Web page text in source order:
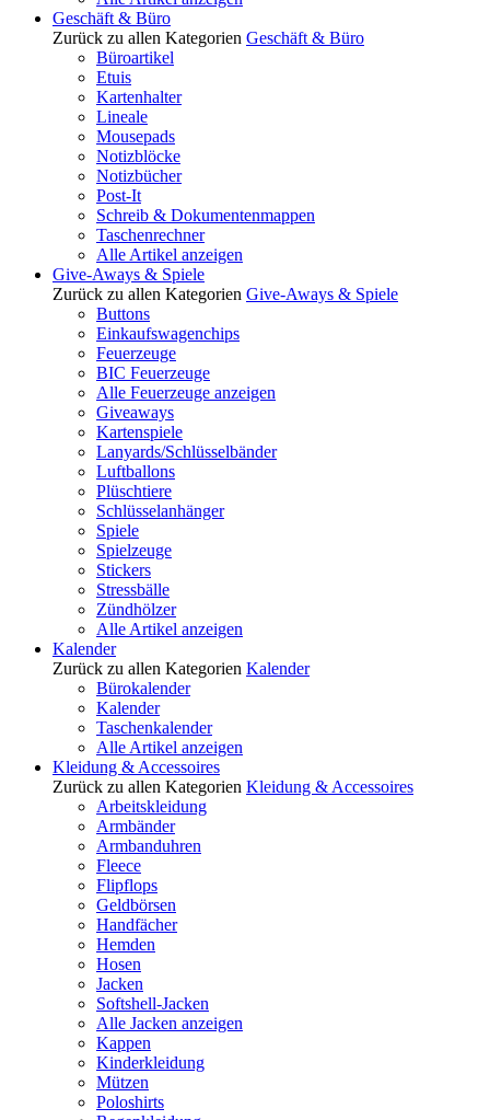
Geschäft & Büro
Zurück zu allen Kategorien Geschäft & Büro
Büroartikel
Etuis
Kartenhalter
Lineale
Mousepads
Notizblöcke
Notizbücher
Post-It
Schreib & Dokumentenmappen
Taschenrechner
Alle Artikel anzeigen
Give-Aways & Spiele
Zurück zu allen Kategorien Give-Aways & Spiele
Buttons
Einkaufswagenchips
Feuerzeuge
BIC Feuerzeuge
Alle Feuerzeuge anzeigen
Giveaways
Kartenspiele
Lanyards/Schlüsselbänder
Luftballons
Plüschtiere
Schlüsselanhänger
Spiele
Spielzeuge
Stickers
Stressbälle
Zündhölzer
Alle Artikel anzeigen
Kalender
Zurück zu allen Kategorien Kalender
Bürokalender
Kalender
Taschenkalender
Alle Artikel anzeigen
Kleidung & Accessoires
Zurück zu allen Kategorien Kleidung & Accessoires
Arbeitskleidung
Armbänder
Armbanduhren
Fleece
Flipflops
Geldbörsen
Handfächer
Hemden
Hosen
Jacken
Softshell-Jacken
Alle Jacken anzeigen
Kappen
Kinderkleidung
Mützen
Poloshirts